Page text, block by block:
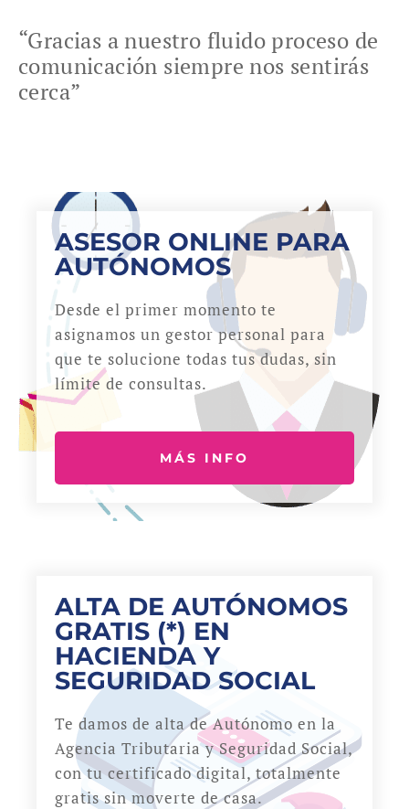
“Gracias a nuestro fluido proceso de
comunicación siempre nos sentirás
cerca”
ASESOR ONLINE PARA
AUTÓNOMOS
Desde el primer momento te
asignamos un gestor personal para
que te solucione todas tus dudas, sin
límite de consultas.
MÁS INFO
ALTA DE AUTÓNOMOS
GRATIS (*) EN
HACIENDA Y
SEGURIDAD SOCIAL
Te damos de alta de Autónomo en la
Agencia Tributaria y Seguridad Social,
con tu certificado digital, totalmente
gratis sin moverte de casa.